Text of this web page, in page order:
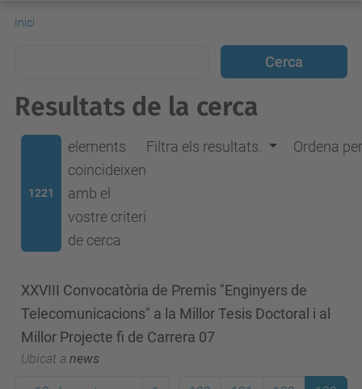
Inici
Resultats de la cerca
1221
elements
coincideixen
amb el
vostre criteri
de cerca
Filtra els resultats. Ordena
XXVIII Convocatòria de Premis "Enginyers de
Telecomunicacions" a la Millor Tesis Doctoral i al
Millor Projecte fi de Carrera 07
Ubicat a news